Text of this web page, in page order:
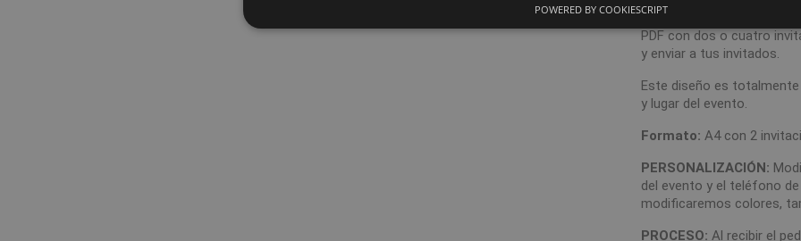
PDF con dos o cuatro
y enviar a tus invitados.
Este diseño es
y lugar del evento.
Formato: A4 con 2
PERSONALIZACIÓN:
del evento y el teléfono
modificaremos colores,
PROCESO: Al recibir el
POWERED BY COOKIESCRIPT